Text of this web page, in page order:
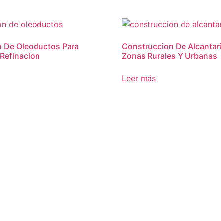
Oleoductos Para
Construccion De
Zonas Rurales Y Urbanas
Leer más